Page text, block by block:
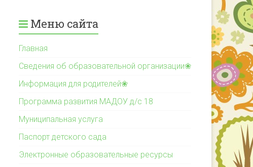
Меню сайта
Главная
Сведения об образовательной организации❀
Информация для родителей❀
Программа развития МАДОУ д/с 18
Муниципальная услуга
Паспорт детского сада
Электронные образовательные ресурсы